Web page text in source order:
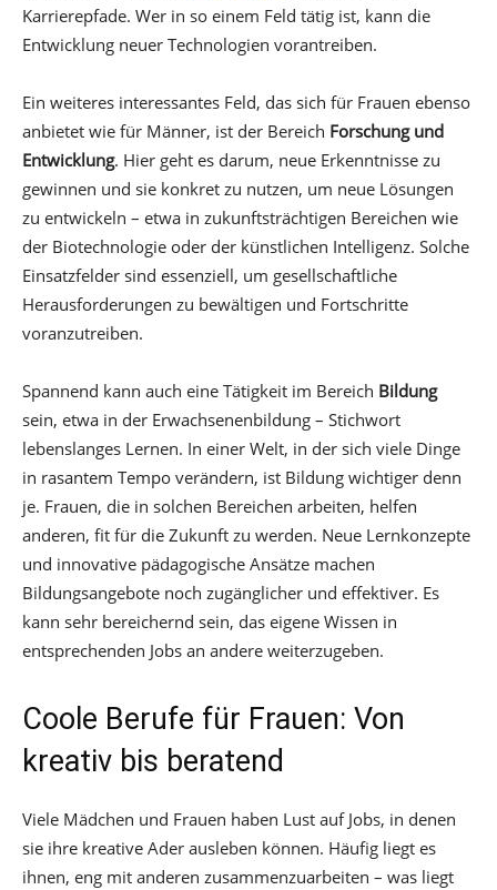
Karrierepfade. Wer in so einem Feld tätig ist, kann die
Entwicklung neuer Technologien vorantreiben.
Ein weiteres interessantes Feld, das sich für Frauen ebenso
anbietet wie für Männer, ist der Bereich Forschung und
Entwicklung. Hier geht es darum, neue Erkenntnisse zu
gewinnen und sie konkret zu nutzen, um neue Lösungen
zu entwickeln – etwa in zukunftsträchtigen Bereichen wie
der Biotechnologie oder der künstlichen Intelligenz. Solche
Einsatzfelder sind essenziell, um gesellschaftliche
Herausforderungen zu bewältigen und Fortschritte
voranzutreiben.
Spannend kann auch eine Tätigkeit im Bereich Bildung
sein, etwa in der Erwachsenenbildung – Stichwort
lebenslanges Lernen. In einer Welt, in der sich viele Dinge
in rasantem Tempo verändern, ist Bildung wichtiger denn
je. Frauen, die in solchen Bereichen arbeiten, helfen
anderen, fit für die Zukunft zu werden. Neue Lernkonzepte
und innovative pädagogische Ansätze machen
Bildungsangebote noch zugänglicher und effektiver. Es
kann sehr bereichernd sein, das eigene Wissen in
entsprechenden Jobs an andere weiterzugeben.
Coole Berufe für Frauen: Von
kreativ bis beratend
Viele Mädchen und Frauen haben Lust auf Jobs, in denen
sie ihre kreative Ader ausleben können. Häufig liegt es
ihnen, eng mit anderen zusammenzuarbeiten – was liegt